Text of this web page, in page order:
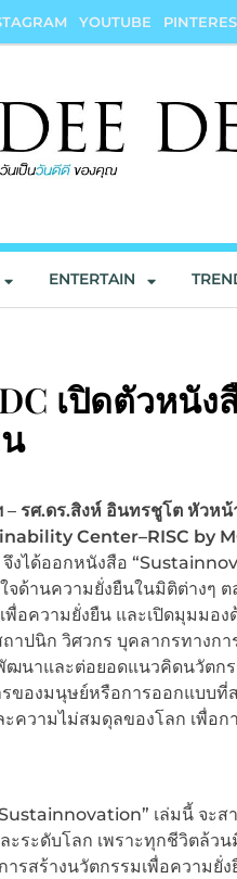
YOUTUBE
ENTERTAIN
เปิดตัวหนั
– รศ.ดร.สิงห์ อินทรชูโต หัวห
Center–RISC by
งได้ออกหนังสือ
จด้านความยั่งยืนในมิติต่าง
พื่อความยั่งยืน และเปิดมุมม
าปนิก วิศวกร บุคลากรทางก
ฒนาและต่อยอดแนวคิดนวัต
ของมนุษย์หรือการออกแบบ
ความไม่สมดุลของโลก เพื่อ
เล่มนี้ จ
ละระดับโลก เพราะทุกชีวิตล้
รสร้างนวัตกรรมเพื่อความ